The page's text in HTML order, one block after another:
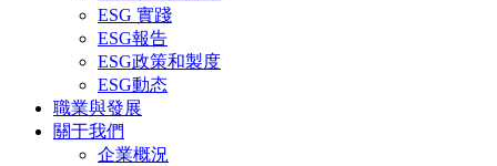
ESG 實踐
ESG報告
ESG政策和製度
ESG動态
職業與發展
關于我們
企業概況